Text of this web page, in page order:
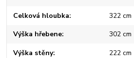
Celková hloubka 322 cm
Výška hřebene 302 cm
Výška stěny 222 cm